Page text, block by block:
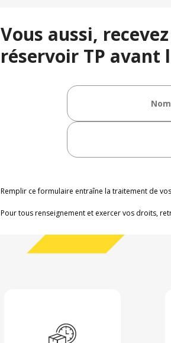
Vous aussi,
réservoir TP avant
Remplir ce formulaire entraîne la traitement de
Pour tous renseignement et exercer vos droits,